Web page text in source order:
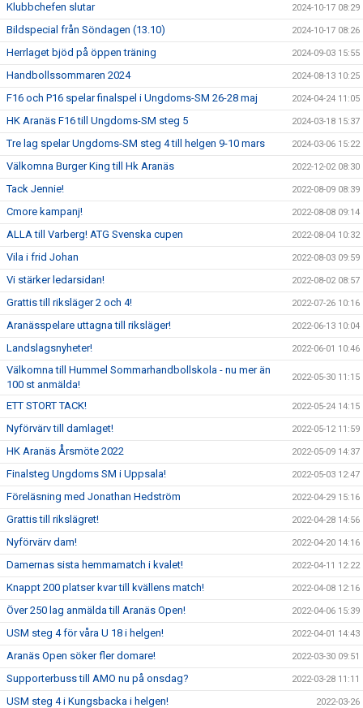
Klubbchefen slutar 2024-10-17 08:29
Bildspecial från Söndagen (13.10) 2024-10-17 08:26
Herrlaget bjöd på öppen träning 2024-09-03 15:55
Handbollssommaren 2024 2024-08-13 10:25
F16 och P16 spelar finalspel i Ungdoms-SM 26-28 maj 2024-04-24 11:05
HK Aranäs F16 till Ungdoms-SM steg 5 2024-03-18 15:37
Tre lag spelar Ungdoms-SM steg 4 till helgen 9-10 mars 2024-03-06 15:22
Välkomna Burger King till Hk Aranäs 2022-12-02 08:30
Tack Jennie! 2022-08-09 08:39
Cmore kampanj! 2022-08-08 09:14
ALLA till Varberg! ATG Svenska cupen 2022-08-04 10:32
Vila i frid Johan 2022-08-03 09:59
Vi stärker ledarsidan! 2022-08-02 08:57
Grattis till riksläger 2 och 4! 2022-07-26 10:16
Aranässpelare uttagna till riksläger! 2022-06-13 10:04
Landslagsnyheter! 2022-06-01 10:46
Välkomna till Hummel Sommarhandbollskola - nu mer än
100 st anmälda!
2022-05-30 11:15
ETT STORT TACK! 2022-05-24 14:15
Nyförvärv till damlaget! 2022-05-12 11:59
HK Aranäs Årsmöte 2022 2022-05-09 14:37
Finalsteg Ungdoms SM i Uppsala! 2022-05-03 12:47
Föreläsning med Jonathan Hedström 2022-04-29 15:16
Grattis till rikslägret! 2022-04-28 14:56
Nyförvärv dam! 2022-04-20 14:16
Damernas sista hemmamatch i kvalet! 2022-04-11 12:22
Knappt 200 platser kvar till kvällens match! 2022-04-08 12:16
Över 250 lag anmälda till Aranäs Open! 2022-04-06 15:39
USM steg 4 för våra U 18 i helgen! 2022-04-01 14:43
Aranäs Open söker fler domare! 2022-03-30 09:51
Supporterbuss till AMO nu på onsdag? 2022-03-28 11:11
USM steg 4 i Kungsbacka i helgen! 2022-03-26